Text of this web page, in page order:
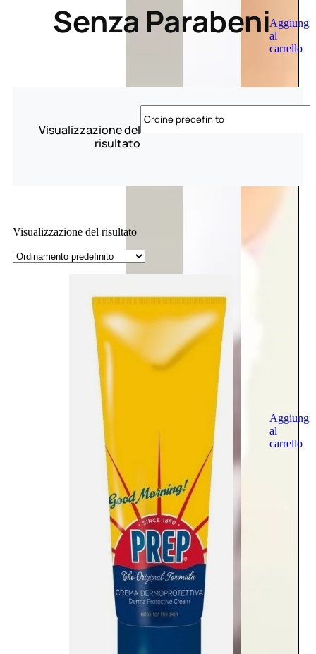
Aggiungi
al
carrello
Aggiungi
al
carrello
Senza Parabeni
Visualizzazione del
risultato
Visualizzazione del risultato